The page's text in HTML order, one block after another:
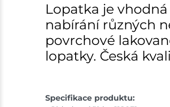
Lopatka je
nabírání různých
povrchové
lopatky. Česká
Specifikace produktu: